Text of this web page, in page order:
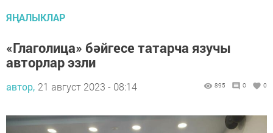
ЯҢАЛЫКЛАР
«Глаголица» бәйгесе татарча язучы
авторлар эзли
автор, 21 август 2023 - 08:14 895 0 0